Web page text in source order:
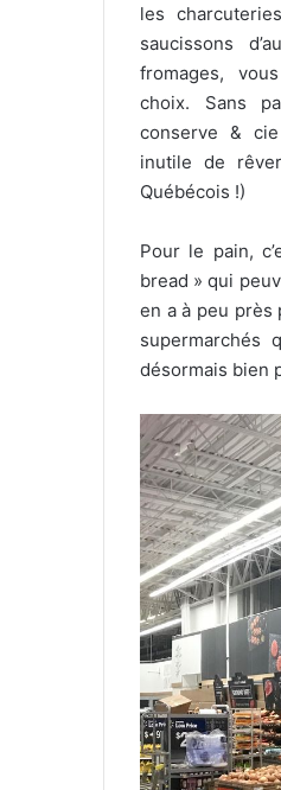
les
saucissons
fromages,
choix. Sans
conserve &
inutile de
Québécois !)
Pour le pain,
bread » qui
en a à peu près
supermarchés
désormais bien